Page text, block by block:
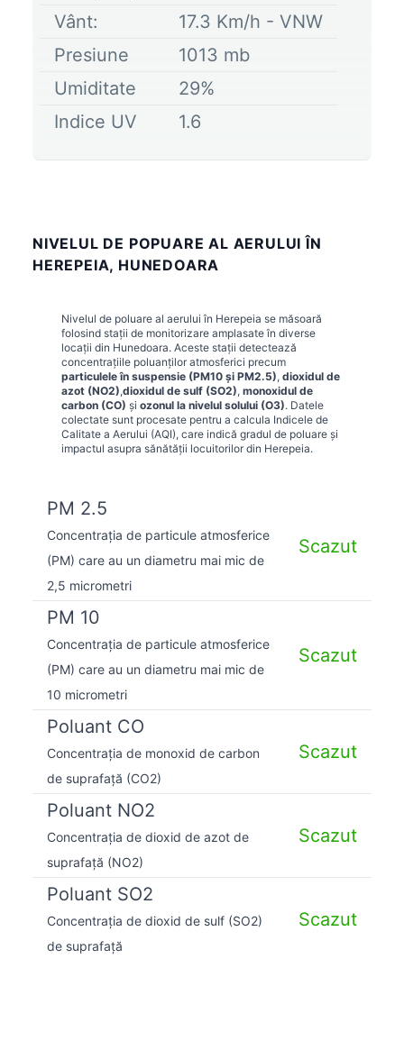
Vânt:
17.3 Km/h - VNW
Presiune
1013 mb
Umiditate
29%
Indice UV
1.6
NIVELUL DE POPUARE AL AERULUI ÎN
HEREPEIA, HUNEDOARA
Nivelul de poluare al aerului în Herepeia se măsoară
folosind stații de monitorizare amplasate în diverse
locații din Hunedoara. Aceste stații detectează
concentrațiile poluanților atmosferici precum
particulele în suspensie (PM10 și PM2.5), dioxidul de
azot (NO2),dioxidul de sulf (SO2), monoxidul de
carbon (CO) și ozonul la nivelul solului (O3). Datele
colectate sunt procesate pentru a calcula Indicele de
Calitate a Aerului (AQI), care indică gradul de poluare și
impactul asupra sănătății locuitorilor din Herepeia.
PM 2.5
Concentrația de particule atmosferice
(PM) care au un diametru mai mic de
2,5 micrometri
Scazut
PM 10
Concentrația de particule atmosferice
(PM) care au un diametru mai mic de
10 micrometri
Scazut
Poluant CO
Concentrația de monoxid de carbon
de suprafață (CO2)
Scazut
Poluant NO2
Concentrația de dioxid de azot de
suprafață (NO2)
Scazut
Poluant SO2
Concentrația de dioxid de sulf (SO2)
de suprafață
Scazut